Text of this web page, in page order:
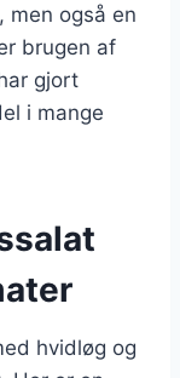
men også en
brugen af
gjort
i mange
hvidløg og